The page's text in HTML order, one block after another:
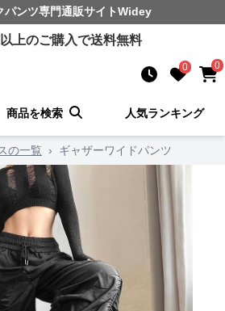
パンツ専門通販サイトWidey
上のご購入で送料無料
0 0
商品を検索 人気ランキング
の一覧 › ギャザーワイドパンツ